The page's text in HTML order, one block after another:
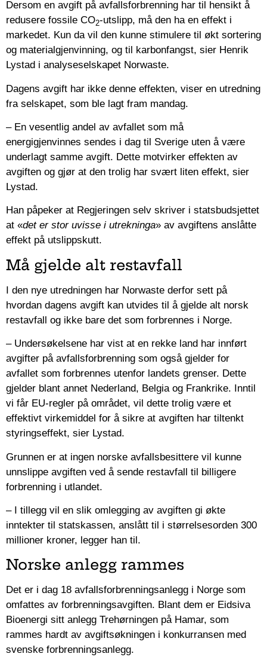
Dersom en avgift på avfallsforbrenning har til hensikt å
redusere fossile CO2-utslipp, må den ha en effekt i
markedet. Kun da vil den kunne stimulere til økt sortering
og materialgjenvinning, og til karbonfangst, sier Henrik
Lystad i analyseselskapet Norwaste.
Dagens avgift har ikke denne effekten, viser en utredning
fra selskapet, som ble lagt fram mandag.
– En vesentlig andel av avfallet som må
energigjenvinnes sendes i dag til Sverige uten å være
underlagt samme avgift. Dette motvirker effekten av
avgiften og gjør at den trolig har svært liten effekt, sier
Lystad.
Han påpeker at Regjeringen selv skriver i statsbudsjettet
at «det er stor uvisse i utrekninga» av avgiftens anslåtte
effekt på utslippskutt.
Må gjelde alt restavfall
I den nye utredningen har Norwaste derfor sett på
hvordan dagens avgift kan utvides til å gjelde alt norsk
restavfall og ikke bare det som forbrennes i Norge.
– Undersøkelsene har vist at en rekke land har innført
avgifter på avfallsforbrenning som også gjelder for
avfallet som forbrennes utenfor landets grenser. Dette
gjelder blant annet Nederland, Belgia og Frankrike. Inntil
vi får EU-regler på området, vil dette trolig være et
effektivt virkemiddel for å sikre at avgiften har tiltenkt
styringseffekt, sier Lystad.
Grunnen er at ingen norske avfallsbesittere vil kunne
unnslippe avgiften ved å sende restavfall til billigere
forbrenning i utlandet.
– I tillegg vil en slik omlegging av avgiften gi økte
inntekter til statskassen, anslått til i størrelsesorden 300
millioner kroner, legger han til.
Norske anlegg rammes
Det er i dag 18 avfallsforbrenningsanlegg i Norge som
omfattes av forbrenningsavgiften. Blant dem er Eidsiva
Bioenergi sitt anlegg Trehørningen på Hamar, som
rammes hardt av avgiftsøkningen i konkurransen med
svenske forbrenningsanlegg.­